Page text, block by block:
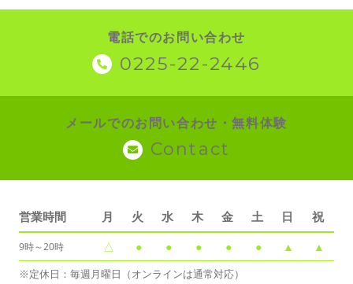
電話でのお問い合わせ
0225-22-2446
メールでのお問い合わせ・無料体験
Contact
営業時間 月 火 水 木 金 土 日 祝
9時～20時 △ ● ● ● ● ● ▲ ▲
※定休日：毎週月曜日（オンラインは通常対応）